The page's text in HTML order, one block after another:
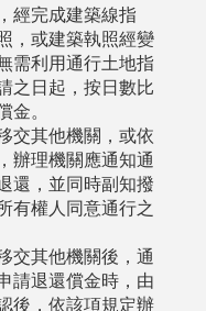
經完成建築線指
，或建築執照經變
需利用通行土地指
之日起，按日數比
。
交其他機關，或依
辦理機關應通知通
還，並同時副知撥
有權人同意通行之
交其他機關後，通
請退還償金時，由
後，依該項規定辦